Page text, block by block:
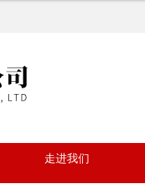
走进我们